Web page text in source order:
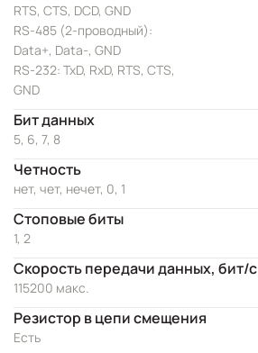
RTS, CTS, DCD, GND
RS-485 (2-проводный):
Data+, Data-, GND
RS-232: TxD, RxD, RTS, CTS,
GND
Бит данных
5, 6, 7, 8
Четность
нет, чет, нечет, 0, 1
Стоповые биты
1, 2
Скорость передачи данных, бит/с
115200 макс.
Резистор в цепи смещения
Есть